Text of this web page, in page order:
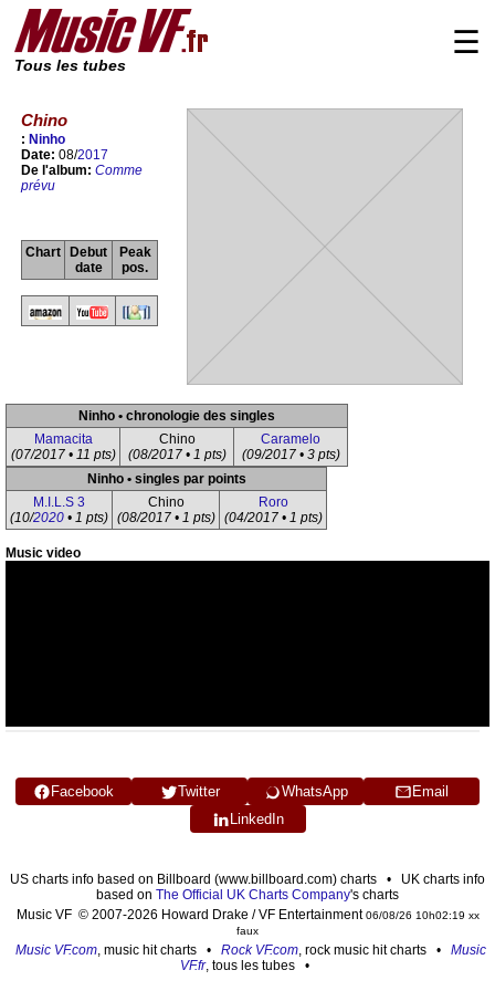
Tous les tubes
☰
Chino
: Ninho
Date: 08/2017
De l'album: Comme
prévu
Chart
Debut
date
Peak
pos.
Ninho • chronologie des singles
Mamacita
(07/2017 • 11 pts)
Chino
(08/2017 • 1 pts)
Caramelo
(09/2017 • 3 pts)
Ninho • singles par points
M.I.L.S 3
(10/2020 • 1 pts)
Chino
(08/2017 • 1 pts)
Roro
(04/2017 • 1 pts)
Music video
Facebook Twitter WhatsApp
Email
LinkedIn
US charts info based on Billboard (www.billboard.com) charts • UK charts info
based on The Official UK Charts Company's charts
Music VF © 2007-2026 Howard Drake / VF Entertainment06/08/26 10h02:19 xx
faux
Music VF.com, music hit charts • Rock VF.com, rock music hit charts • Music
VF.fr, tous les tubes •